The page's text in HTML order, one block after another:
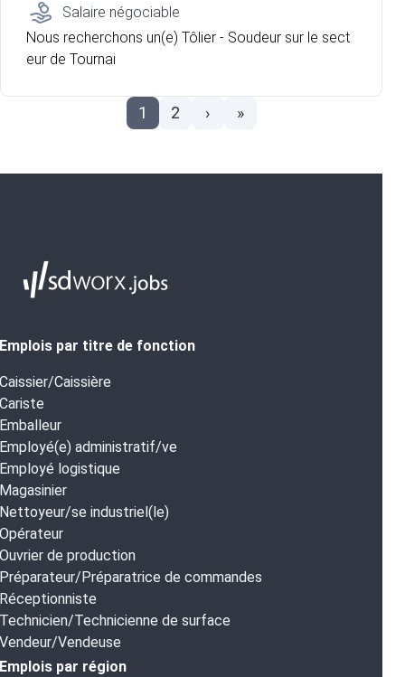
Salaire négociable
Nous recherchons un(e) Tôlier - Soudeur sur le sect
eur de Tournai
1 2 › »
Emplois par titre de fonction
Caissier/Caissière
Cariste
Emballeur
Employé(e) administratif/ve
Employé logistique
Magasinier
Nettoyeur/se industriel(le)
Opérateur
Ouvrier de production
Préparateur/Préparatrice de commandes
Réceptionniste
Technicien/Technicienne de surface
Vendeur/Vendeuse
Emplois par région